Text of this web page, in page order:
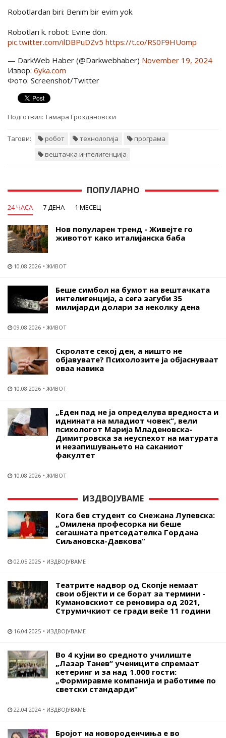
Robotlardan biri: Benim bir evim yok.
Robotları k. robot: Evine dön.
pic.twitter.com/ilDBPuDZv5 https://t.co/RS0F9HUomp
— DarkWeb Haber (@Darkwebhaber) November 19, 2024
Извор: 6yka.com
Фото: Screenshot/Twitter
Подготвил: Тамара Гроздановски
Тагови: робот технологија
програма
вештачка интелигенција
ПОПУЛАРНО
24 ЧАСА 7 ДЕНА 1 МЕСЕЦ
Нов популарен тренд - Живејте го
животот како италијанска баба
10.08.2026 ЖИВОТ
Беше симбол на бумот на вештачката
интелигенција, а сега загуби 35
милијарди долари за неколку дена
09.08.2026 ЖИВОТ
Скролате секој ден, а ништо не
објавувате? Психолозите ја објаснуваат
оваа навика
10.08.2026 ЖИВОТ
„Еден пад не ја определува вредноста и
иднината на младиот човек“, вели
психологот Марија Младеновска-
Димитровска за неуспехот на матурата
и незапишувањето на саканиот
факултет
10.08.2026 ЖИВОТ
ИЗДВОЈУВАМЕ
Кога бев студент со Снежана Лупевска:
„Омилена професорка ни беше
сегашната претседателка Гордана
Сиљановска-Давкова“
02.05.2025 ИЗДВОЈУВАМЕ
Театрите надвор од Скопје немаат
свои објекти и се борат за термини -
Кумановскиот се реновира од 2021,
Струмичкиот се гради веќе 11 години
16.04.2025 ИЗДВОЈУВАМЕ
Во 4 кујни во средното училиште
„Лазар Танев“ учениците спремаат
кетеринг и за над 1.000 гости:
„Формиравме компанија и работиме по
светски стандарди“
22.04.2024 ИЗДВОЈУВАМЕ
Бројот на новороденчиња е во